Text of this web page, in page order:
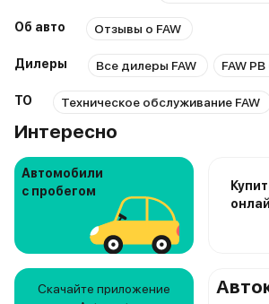
Об авто Отзывы о FAW
Дилеры Все дилеры FAW FAW
ТО Техническое обслуживание FAW
Интересно
Автомобили
с пробегом
Скачайте приложение